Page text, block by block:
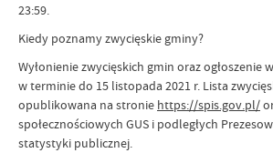
23:59.
Kiedy poznamy zwycięskie gminy?
Wyłonienie zwycięskich gmin oraz ogłoszenie
w terminie do 15 listopada 2021 r. Lista
opublikowana na stronie https://spis.gov.pl/
społecznościowych GUS i podległych
statystyki publicznej.